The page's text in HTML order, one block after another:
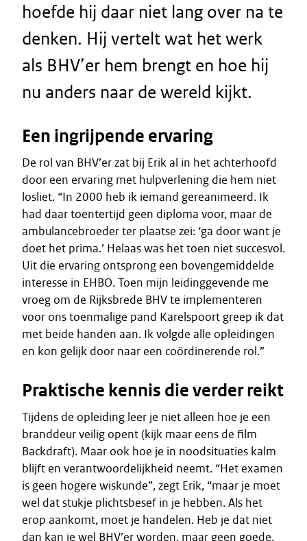
hoefde hij daar niet lang over na te
denken. Hij vertelt wat het werk
als BHV’er hem brengt en hoe hij
nu anders naar de wereld kijkt.
Een ingrijpende ervaring
De rol van BHV’er zat bij Erik al in het achterhoofd
door een ervaring met hulpverlening die hem niet
losliet. “In 2000 heb ik iemand gereanimeerd. Ik
had daar toentertijd geen diploma voor, maar de
ambulancebroeder ter plaatse zei: ‘ga door want je
doet het prima.’ Helaas was het toen niet succesvol.
Uit die ervaring ontsprong een bovengemiddelde
interesse in EHBO. Toen mijn leidinggevende me
vroeg om de Rijksbrede BHV te implementeren
voor ons toenmalige pand Karelspoort greep ik dat
met beide handen aan. Ik volgde alle opleidingen
en kon gelijk door naar een coördinerende rol.”
Praktische kennis die verder reikt
Tijdens de opleiding leer je niet alleen hoe je een
branddeur veilig opent (kijk maar eens de film
Backdraft). Maar ook hoe je in noodsituaties kalm
blijft en verantwoordelijkheid neemt. “Het examen
is geen hogere wiskunde”, zegt Erik, “maar je moet
wel dat stukje plichtsbesef in je hebben. Als het
erop aankomt, moet je handelen. Heb je dat niet
dan kan je wel BHV’er worden, maar geen goede.